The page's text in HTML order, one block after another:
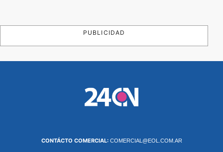
PUBLICIDAD
CONTÁCTO COMERCIAL: COMERCIAL@EOL.COM.AR